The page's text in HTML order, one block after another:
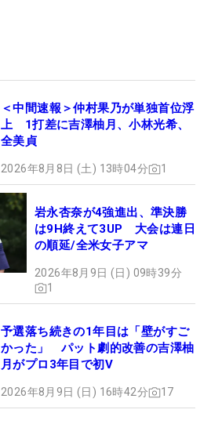
＜中間速報＞仲村果乃が単独首位浮
上 1打差に吉澤柚月、小林光希、
全美貞
2026年8月8日 (土) 13時04分 1
岩永杏奈が4強進出、準決勝
は9H終えて3UP 大会は連日
の順延/全米女子アマ
2026年8月9日 (日) 09時39分
1
予選落ち続きの1年目は「壁がすご
かった」 パット劇的改善の吉澤柚
月がプロ3年目で初V
2026年8月9日 (日) 16時42分 17